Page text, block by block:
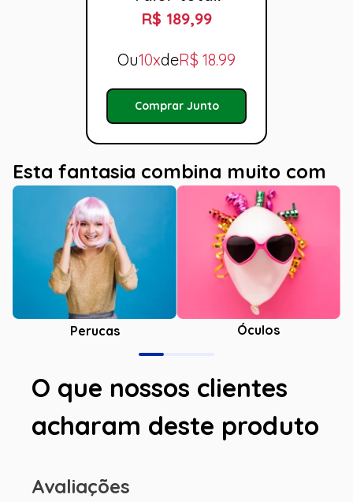
R$ 189,99
Ou10xdeR$ 18.99
Comprar Junto
Esta fantasia combina muito com
Perucas Óculos
O que nossos clientes
acharam deste produto
Avaliações